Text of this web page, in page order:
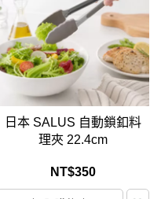
日本 SALUS 自動鎖釦料
理夾 22.4cm
NT$350